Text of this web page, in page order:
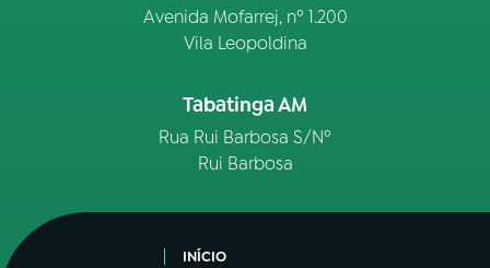
Avenida Mofarrej, nº 1.200
Vila Leopoldina
Tabatinga AM
Rua Rui Barbosa S/Nº
Rui Barbosa
INÍCIO